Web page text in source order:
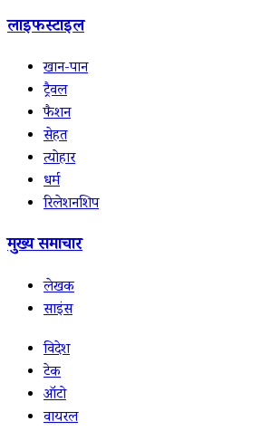
लाइफस्टाइल
खान-पान
ट्रैवल
फैशन
सेहत
त्योहार
धर्म
रिलेशनशिप
मुख्य समाचार
लेखक
साइंस
विदेश
टेक
ऑटो
वायरल